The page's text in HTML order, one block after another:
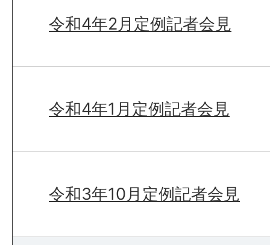
令和4年2月定例記者会見
令和4年1月定例記者会見
令和3年10月定例記者会見